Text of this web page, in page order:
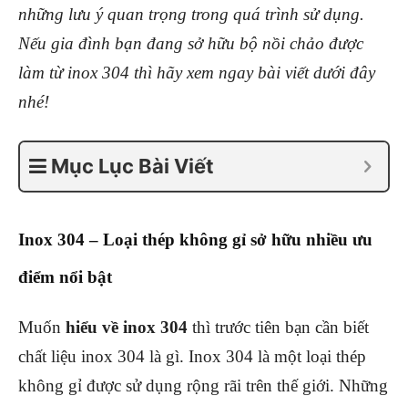
những lưu ý quan trọng trong quá trình sử dụng.
Nếu gia đình bạn đang sở hữu bộ nồi chảo được
làm từ inox 304 thì hãy xem ngay bài viết dưới đây
nhé!
Mục Lục Bài Viết
Inox 304 – Loại thép không gỉ sở hữu nhiều ưu
điểm nổi bật
Muốn hiểu về inox 304 thì trước tiên bạn cần biết
chất liệu inox 304 là gì. Inox 304 là một loại thép
không gỉ được sử dụng rộng rãi trên thế giới. Những